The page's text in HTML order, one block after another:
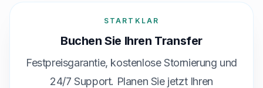
STARTKLAR
Buchen Sie Ihren Transfer
Festpreisgarantie, kostenlose Stornierung und
24/7 Support. Planen Sie jetzt Ihren